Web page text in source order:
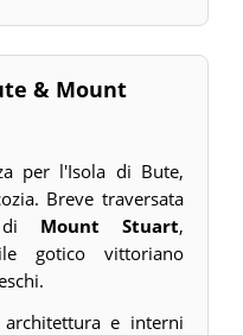
& Mount
per l'Isola di Bute,
Breve traversata
di Mount Stuart,
gotico vittoriano
e interni